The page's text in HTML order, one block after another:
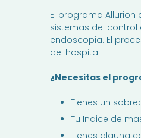
El programa
sistemas del control
endoscopia. El
del hospital.
¿Necesitas el
Tienes un
Tu Indice de
Tienes alguna